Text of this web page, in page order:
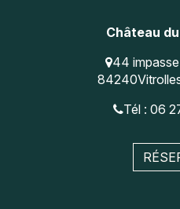
Château
44
84240
Tél : 06